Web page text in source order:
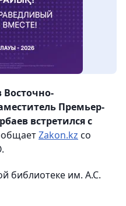
Восточно-
Премьер-
встретился с
Zakon.kz со
библиотеке им. А.С.